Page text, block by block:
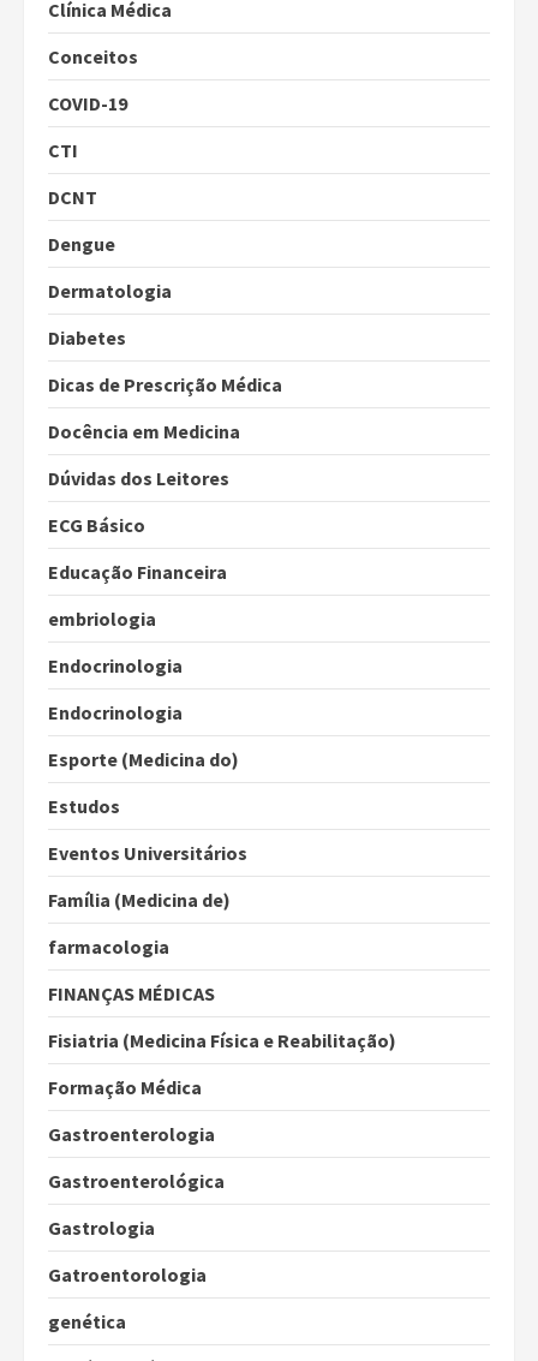
Clínica Médica
Conceitos
COVID-19
CTI
DCNT
Dengue
Dermatologia
Diabetes
Dicas de Prescrição Médica
Docência em Medicina
Dúvidas dos Leitores
ECG Básico
Educação Financeira
embriologia
Endocrinologia
Endocrinologia
Esporte (Medicina do)
Estudos
Eventos Universitários
Família (Medicina de)
farmacologia
FINANÇAS MÉDICAS
Fisiatria (Medicina Física e Reabilitação)
Formação Médica
Gastroenterologia
Gastroenterológica
Gastrologia
Gatroentorologia
genética